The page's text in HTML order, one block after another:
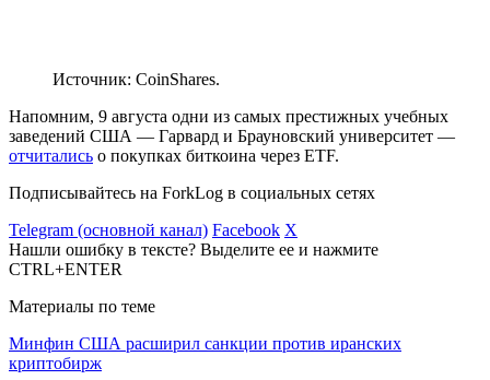
Источник: CoinShares.
Напомним, 9 августа одни из самых престижных учебных
заведений США — Гарвард и Брауновский университет —
отчитались о покупках биткоина через ETF.
Подписывайтесь на ForkLog в социальных сетях
Telegram (основной канал) Facebook X
Нашли ошибку в тексте? Выделите ее и нажмите
CTRL+ENTER
Материалы по теме
Минфин США расширил санкции против иранских
криптобирж